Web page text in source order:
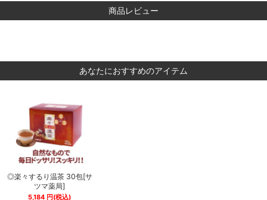
商品レビュー
あなたにおすすめのアイテム
◎楽々するり温茶 30包[サ
ツマ薬局]
5,184 円 (税込)